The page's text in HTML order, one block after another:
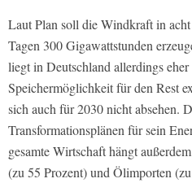
Laut Plan soll die Windkraft in
Tagen 300 Gigawattstunden
liegt in Deutschland allerdings
Speichermöglichkeit für den Rest
sich auch für 2030 nicht absehen.
Transformationsplänen für sein
gesamte Wirtschaft hängt
(zu 55 Prozent) und Ölimporten